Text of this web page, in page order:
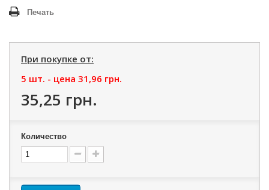
Печать
При покупке от:
5 шт. - цена 31,96 грн.
35,25 грн.
Количество